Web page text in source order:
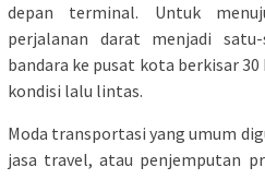
depan terminal. Untuk
perjalanan darat menjadi
bandara ke pusat kota berkisar
kondisi lalu lintas.
Moda transportasi yang umum
jasa travel, atau penjemputan